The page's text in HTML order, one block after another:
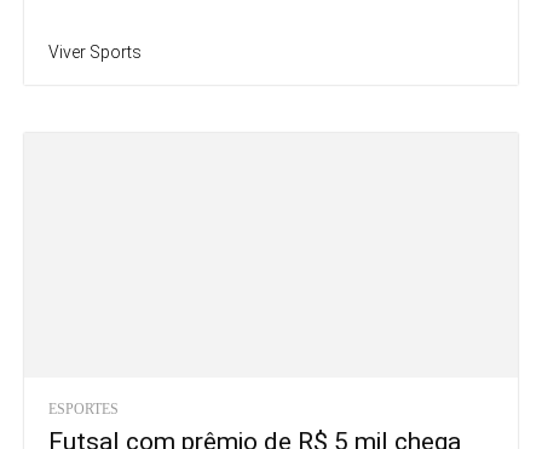
Viver Sports
ESPORTES
Futsal com prêmio de R$ 5 mil chega